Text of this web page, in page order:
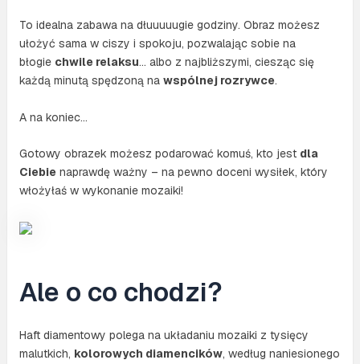
To idealna zabawa na dłuuuuugie godziny. Obraz możesz
ułożyć sama w ciszy i spokoju, pozwalając sobie na
błogie chwile relaksu… albo z najbliższymi, ciesząc się
każdą minutą spędzoną na wspólnej rozrywce.
A na koniec…
Gotowy obrazek możesz podarować komuś, kto jest dla
Ciebie naprawdę ważny – na pewno doceni wysiłek, który
włożyłaś w wykonanie mozaiki!
Ale o co chodzi?
Haft diamentowy polega na układaniu mozaiki z tysięcy
malutkich, kolorowych diamencików, według naniesionego